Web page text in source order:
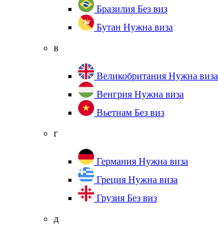
Бразилия Без виз
Бутан Нужна виза
в
Великобритания Нужна виза
Венгрия Нужна виза
Вьетнам Без виз
г
Германия Нужна виза
Греция Нужна виза
Грузия Без виз
д